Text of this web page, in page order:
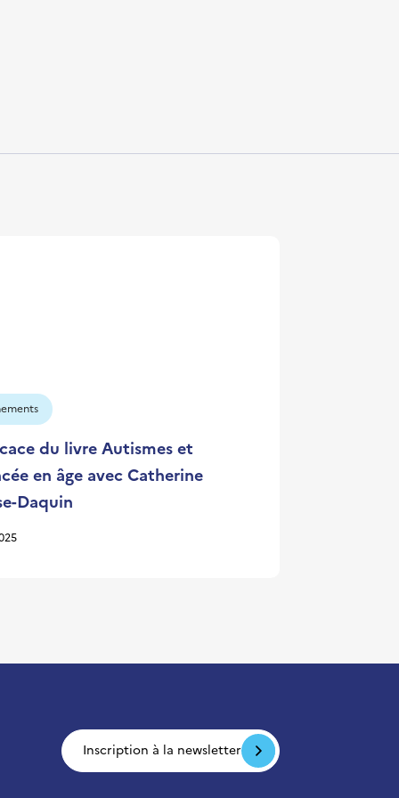
du livre Autismes et
en âge avec Catherine
Daquin
Inscription à la newsletter